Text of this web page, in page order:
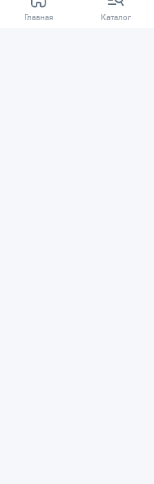
Главная Каталог
Расскажите о товаре,